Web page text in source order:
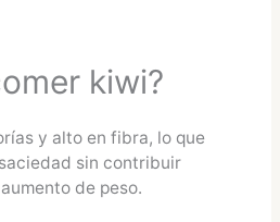
kiwi?
y alto en fibra, lo que
sin contribuir
de peso.